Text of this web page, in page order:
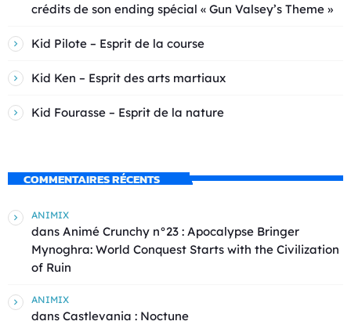
crédits de son ending spécial « Gun Valsey’s Theme »
Kid Pilote – Esprit de la course
Kid Ken – Esprit des arts martiaux
Kid Fourasse – Esprit de la nature
COMMENTAIRES RÉCENTS
ANIMIX
dans Animé Crunchy n°23 : Apocalypse Bringer
Mynoghra: World Conquest Starts with the Civilization
of Ruin
ANIMIX
dans Castlevania : Noctune